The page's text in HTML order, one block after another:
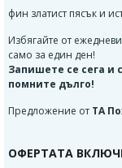
фин златист пясък и
Избягайте от
само за един ден!
Запишете се сега и
помните дълго!
Предложение от ТА
ОФЕРТАТА